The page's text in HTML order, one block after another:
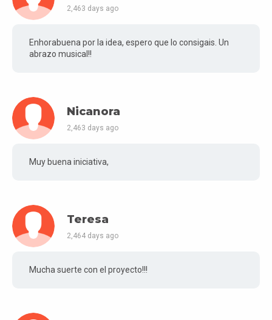
2,463 days ago
Enhorabuena por la idea, espero que lo consigais. Un
abrazo musical!!
Nicanora
2,463 days ago
Muy buena iniciativa,
Teresa
2,464 days ago
Mucha suerte con el proyecto!!!